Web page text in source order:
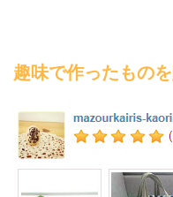
趣味で作ったもの